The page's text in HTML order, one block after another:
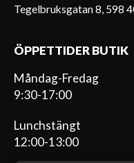
Tegelbruksgatan 8, 598
ÖPPETTIDER BUTIK
Måndag-Fredag
9:30-17:00
Lunchstängt
12:00-13:00